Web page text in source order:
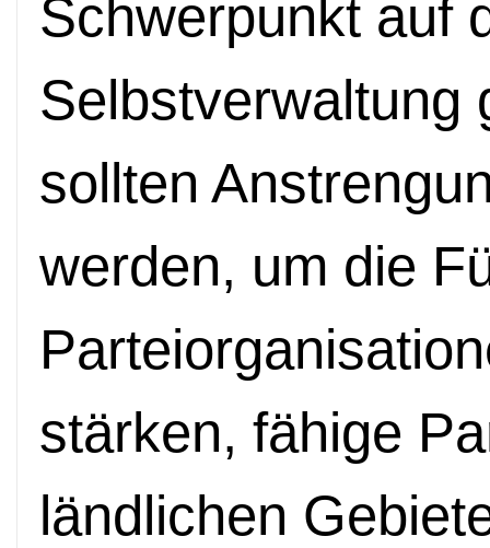
Schwerpunkt auf
Selbstverwaltung
sollten
werden, um die
stärken, fähige
ländlichen